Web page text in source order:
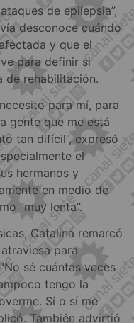
de epilepsia”,
desconoce cuándo
y que el
para definir si
de rehabilitación.
para mí, para
gente que me está
tan difícil”, expresó
el
hermanos y
en medio de
“muy lenta”.
Catalina remarcó
para
sé cuántas veces
tengo la
Sí o sí me
También advirtió